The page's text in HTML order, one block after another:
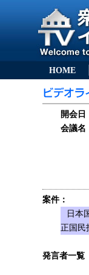
HOME
開会日
会議名
案件：
日本
正国民
発言者一覧